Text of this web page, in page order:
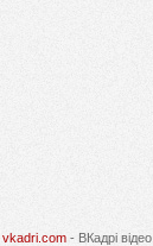
vkadri.com - ВКадрі відео.